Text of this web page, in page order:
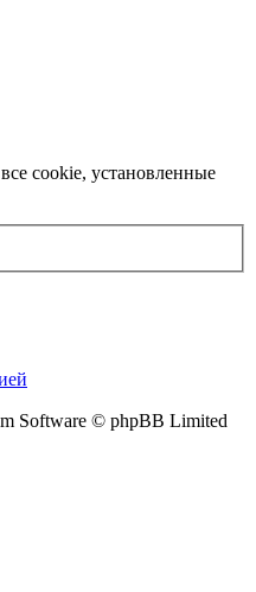
cookie, установленные
Software © phpBB Limited